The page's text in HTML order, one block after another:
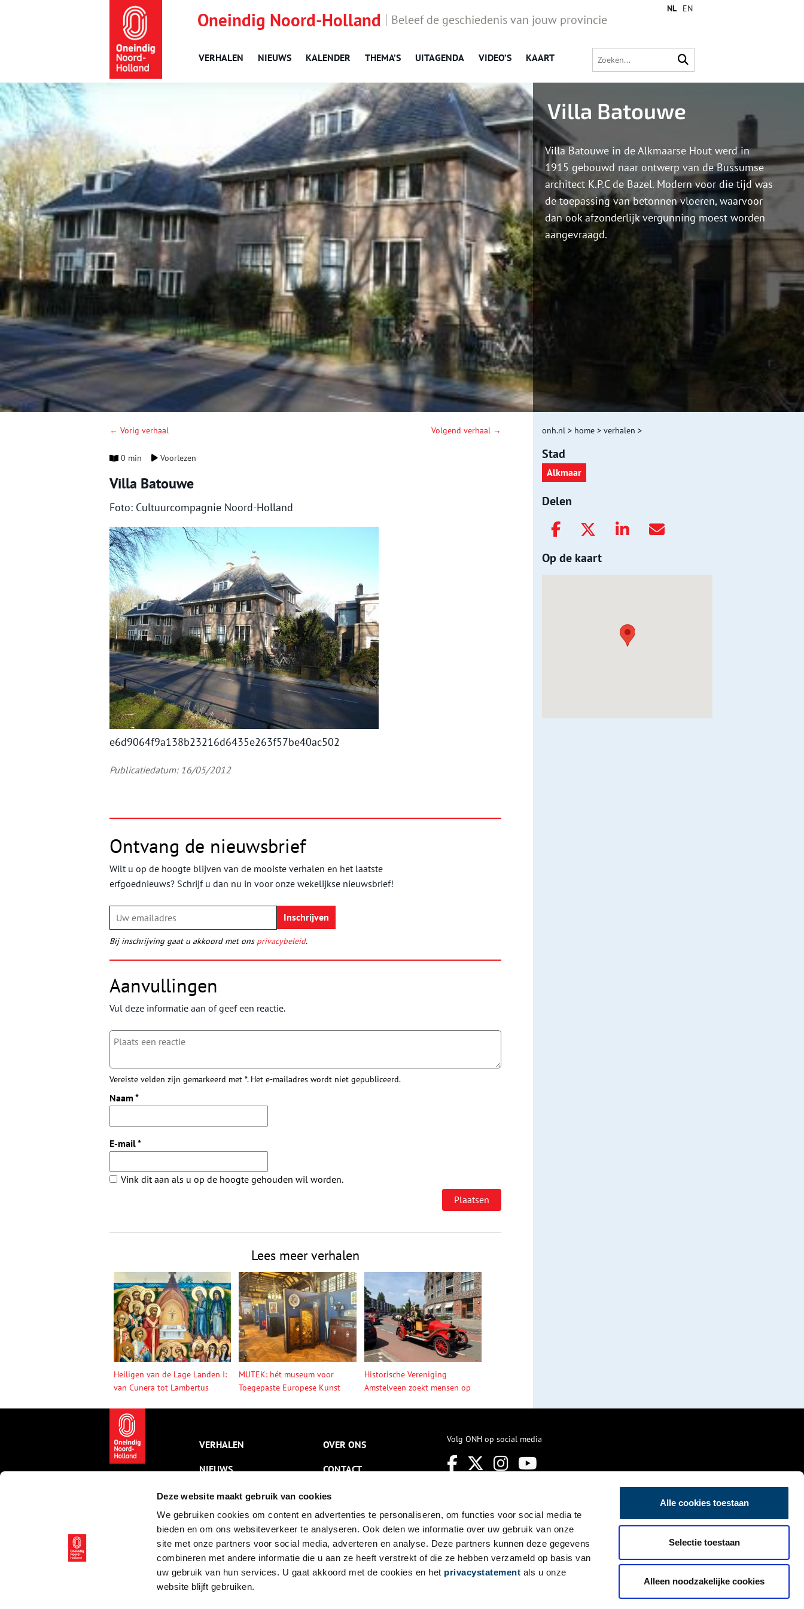
Deze website maakt gebruik van cookies
We gebruiken cookies om content en advertenties te personaliseren, om functies voor social media te
bieden en om ons websiteverkeer te analyseren. Ook delen we informatie over uw gebruik van onze
site met onze partners voor social media, adverteren en analyse. Deze partners kunnen deze gegevens
combineren met andere informatie die u aan ze heeft verstrekt of die ze hebben verzameld op basis van
uw gebruik van hun services. U gaat akkoord met de cookies en het privacystatement als u onze
website blijft gebruiken.
Alle cookies toestaan
Selectie toestaan
Alleen noodzakelijke cookies
Oneindig Noord-Holland Beleef de geschiedenis van jouw provincie
VERHALEN NIEUWS KALENDER THEMA’S UITAGENDA VIDEO’S KAART
NL EN
Villa Batouwe
Villa Batouwe in de Alkmaarse Hout werd in
1915 gebouwd naar ontwerp van de Bussumse
architect K.P.C de Bazel. Modern voor die tijd was
de toepassing van betonnen vloeren, waarvoor
dan ook afzonderlijk vergunning moest worden
aangevraagd.
← Vorig verhaal Volgend verhaal →
0 min Voorlezen
Villa Batouwe
Foto: Cultuurcompagnie Noord-Holland
e6d9064f9a138b23216d6435e263f57be40ac502
Publicatiedatum: 16/05/2012
Ontvang de nieuwsbrief
Wilt u op de hoogte blijven van de mooiste verhalen en het laatste
erfgoednieuws? Schrijf u dan nu in voor onze wekelijkse nieuwsbrief!
Bij inschrijving gaat u akkoord met ons privacybeleid.
Aanvullingen
Vul deze informatie aan of geef een reactie.
Vereiste velden zijn gemarkeerd met *. Het e-mailadres wordt niet gepubliceerd.
Naam *
E-mail*
Vink dit aan als u op de hoogte gehouden wil worden.
Lees meer verhalen
Heiligen van de Lage Landen I:
van Cunera tot Lambertus
MUTEK: hét museum voor
Toegepaste Europese Kunst
Historische Vereniging
Amstelveen zoekt mensen op
onh.nl > home > verhalen >
Stad
Alkmaar
Delen
Op de kaart
VERHALEN
NIEUWS
KALENDER
THEMA’S
ACTIVITEITEN
VIDEO’S
OVER ONS
CONTACT
NIEUWSBRIEF
DISCLAIMER
PRIVACY
TOEGANKELIJKHEID
Volg ONH op social media